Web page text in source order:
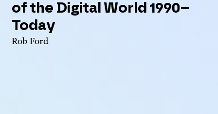
of the Digital World 1990–
Today
Rob Ford